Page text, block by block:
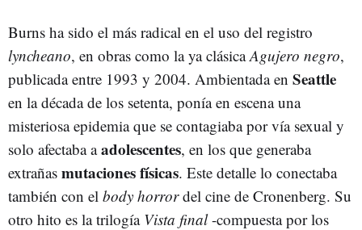
Burns ha sido el más radical en el uso del registro
lyncheano, en obras como la ya clásicaAgujero negro,
publicada entre 1993 y 2004. Ambientada en Seattle
en la década de los setenta, ponía en escena una
misteriosa epidemia que se contagiaba por vía sexual y
solo afectaba aadolescentes, en los que generaba
extrañas mutaciones físicas. Este detalle lo conectaba
también con el body horrordel cine de Cronenberg. Su
otro hito es la trilogía Vista final-compuesta por los